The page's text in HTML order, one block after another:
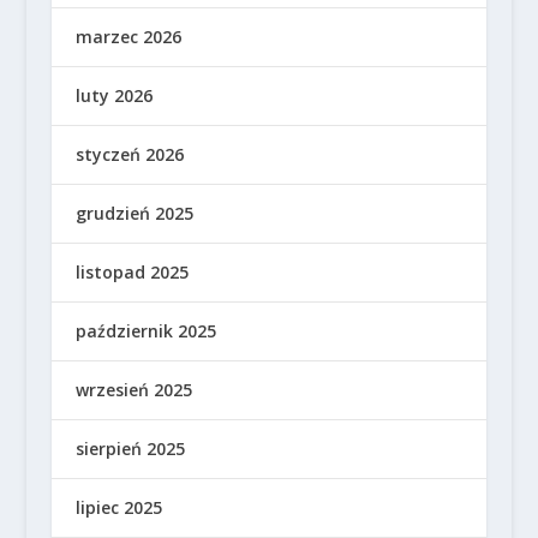
marzec 2026
luty 2026
styczeń 2026
grudzień 2025
listopad 2025
październik 2025
wrzesień 2025
sierpień 2025
lipiec 2025